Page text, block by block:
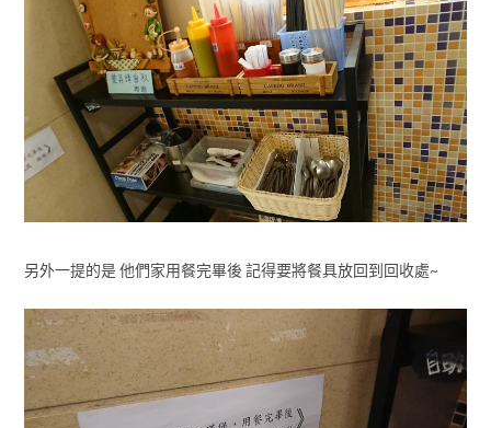
另外一提的是 他們家用餐完畢後 記得要將餐具放回到回收處~